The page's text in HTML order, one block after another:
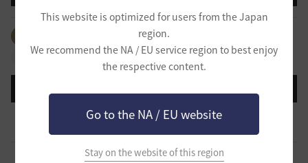
This website is optimized for users from the Japan
region.
We recommend the NA / EU service region to best enjoy
the respective content.
Go to the NA / EU website
Stay on the website of this region
#PvP
#拠点戦
#占領戦 #コンテンツ #クラス
青の戦場の現状についてのお尋ね
現状のキャッチスキルについて